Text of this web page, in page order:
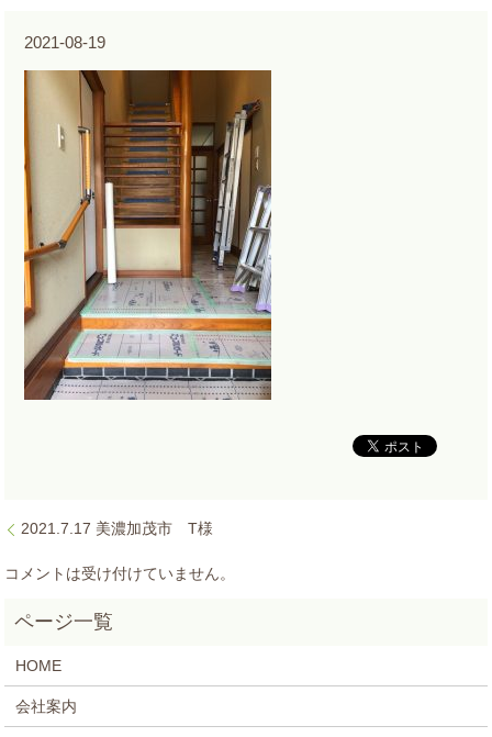
2021-08-19
2021.7.17 美濃加茂市 T様
コメントは受け付けていません。
HOME
会社案内